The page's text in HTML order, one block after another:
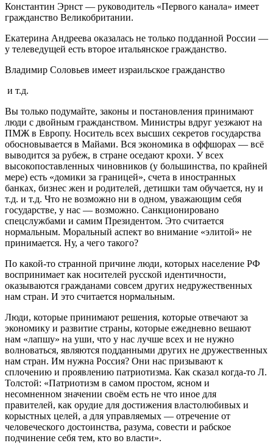
Константин Эрнст — руководитель «Первого канала» имеет
гражданство Великобритании.
Екатерина Андреева оказалась не только подданной России —
у телеведущей есть второе итальянское гражданство.
Владимир Соловьев имеет израильское гражданство
и т.д.
Вы только подумайте, законы и постановления принимают
люди с двойным гражданством. Министры вдруг уезжают на
ПМЖ в Европу. Носитель всех высших секретов государства
обосновывается в Майами. Вся экономика в оффшорах — всё
выводится за рубеж, в стране оседают крохи. У всех
высокопоставленных чиновников (у большинства, по крайней
мере) есть «домики за границей», счета в иностранных
банках, бизнес жен и родителей, детишки там обучается, ну и
т.д. и т.д. Что не возможно ни в одном, уважающим себя
государстве, у нас — возможно. Санкционировано
спецслужбами и самим Президентом. Это считается
нормальным. Моральный аспект во внимание «элитой» не
принимается. Ну, а чего такого?
По какой-то странной причине люди, которых население РФ
воспринимает как носителей русской идентичности,
оказываются гражданами совсем других недружественных
нам стран. И это считается нормальным.
Люди, которые принимают решения, которые отвечают за
экономику и развитие страны, которые ежедневно вешают
нам «лапшу» на уши, что у нас лучше всех и не нужно
волноваться, являются подданными других не дружественных
нам стран. Им нужна Россия? Они нас призывают к
сплочению и проявлению патриотизма. Как сказал когда-то Л.
Толстой: «Патриотизм в самом простом, ясном и
несомненном значении своём есть не что иное для
правителей, как орудие для достижения властолюбивых и
корыстных целей, а для управляемых — отречение от
человеческого достоинства, разума, совести и рабское
подчинение себя тем, кто во власти».